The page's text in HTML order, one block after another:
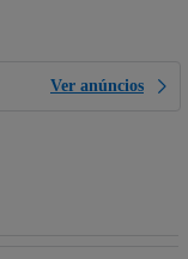
Ver anúncios